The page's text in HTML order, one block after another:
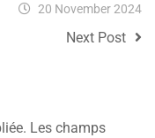
20 November 2024
Next Post
Les champs